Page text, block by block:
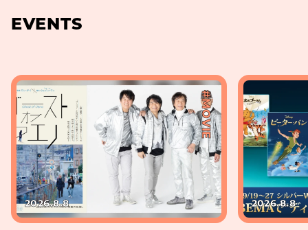
EVENTS
#MOVIE
2026.8.8 2026.8.8